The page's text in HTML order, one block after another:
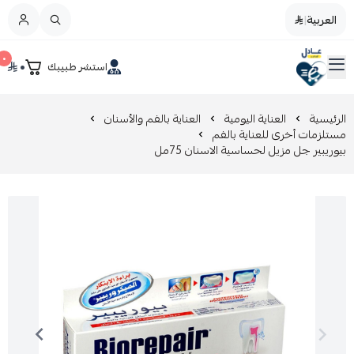
العربية|
صيدليات عادل استشر طبيبك ٠ ٠ القائمة الرئيسية
تخفيضات
المدونة
عرض الكل
مزيل طلاء الأظافر
العناية بالطفل و الأم
عرض الكل
العناية اليومية
الرئيسية العناية اليومية العناية بالفم والأسنان
مستلزمات أخرى للعناية بالفم
بيوريبير جل مزيل لحساسية الاسنان 75مل